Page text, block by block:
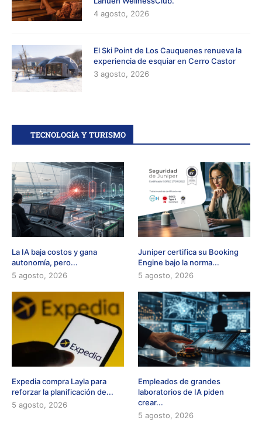
4 agosto, 2026
El Ski Point de Los Cauquenes renueva la
experiencia de esquiar en Cerro Castor
3 agosto, 2026
TECNOLOGÍA Y TURISMO
La IA baja costos y gana
autonomía, pero...
5 agosto, 2026
Juniper certifica su Booking
Engine bajo la norma...
5 agosto, 2026
Expedia compra Layla para
reforzar la planificación de...
5 agosto, 2026
Empleados de grandes
laboratorios de IA piden
crear...
5 agosto, 2026